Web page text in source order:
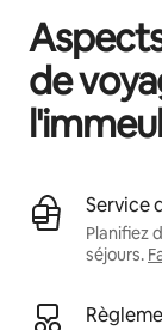
de
Service
Planifiez
séjours.